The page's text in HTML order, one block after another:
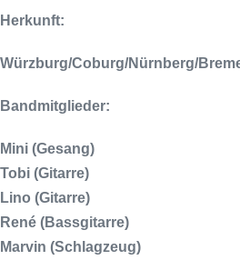
Herkunft:
Würzburg/Coburg/Nürnberg/
Bandmitglieder:
Mini (Gesang)
Tobi (Gitarre)
Lino (Gitarre)
René (Bassgitarre)
Marvin (Schlagzeug)